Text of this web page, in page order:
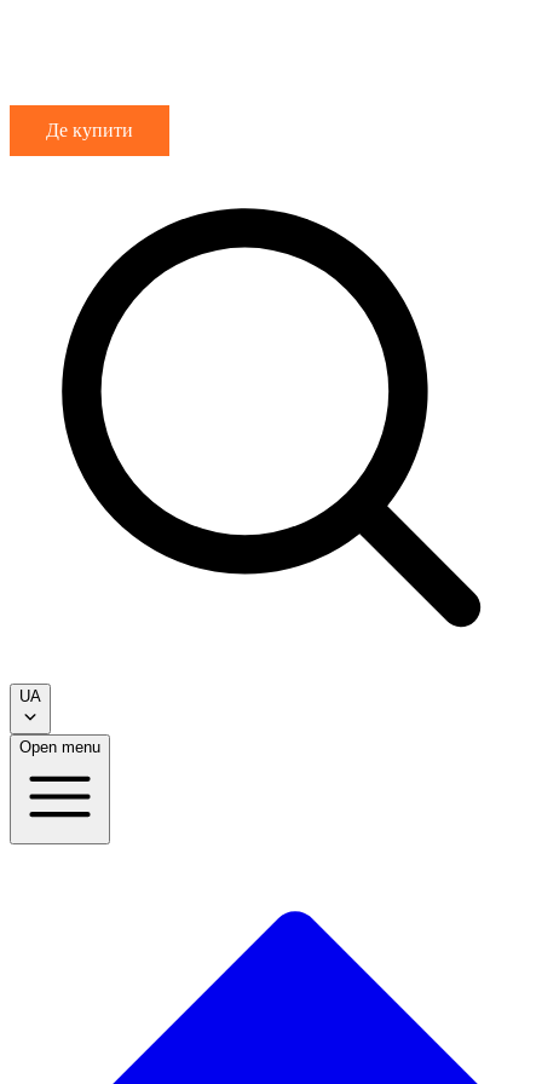
Де купити
UA
Open menu